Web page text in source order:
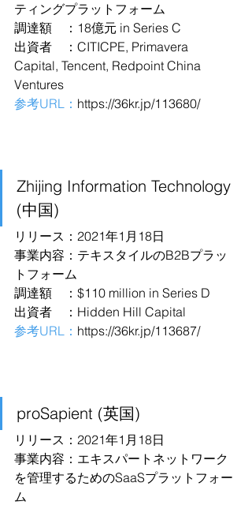
ティングプラットフォーム
調達額　：18億元 in Series C
出資者　：CITICPE, Primavera
Capital, Tencent, Redpoint China
Ventures
参考URL： https://36kr.jp/113680/
Zhijing Information Technology
(中国)
リリース：2021年1月18日
事業内容：テキスタイルのB2Bプラッ
トフォーム
調達額　：$110 million in Series D
出資者　：Hidden Hill Capital
参考URL： https://36kr.jp/113687/
proSapient (英国)
リリース：2021年1月18日
事業内容：エキスパートネットワーク
を管理するためのSaaSプラットフォー
ム